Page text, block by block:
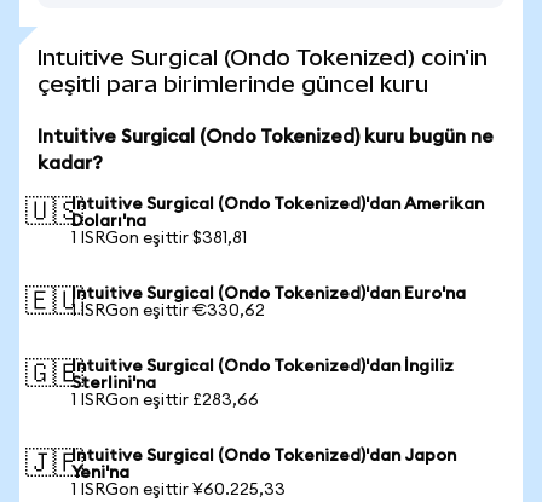
Intuitive Surgical (Ondo Tokenized) coin'in
çeşitli para birimlerinde güncel kuru
Intuitive Surgical (Ondo Tokenized) kuru bugün ne
kadar?
🇺🇸Intuitive Surgical (Ondo Tokenized)'dan Amerikan
Doları'na
1 ISRGon eşittir $381,81
🇪🇺Intuitive Surgical (Ondo Tokenized)'dan Euro'na
1 ISRGon eşittir €330,62
🇬🇧Intuitive Surgical (Ondo Tokenized)'dan İngiliz
Sterlini'na
1 ISRGon eşittir £283,66
🇯🇵Intuitive Surgical (Ondo Tokenized)'dan Japon
Yeni'na
1 ISRGon eşittir ¥60.225,33